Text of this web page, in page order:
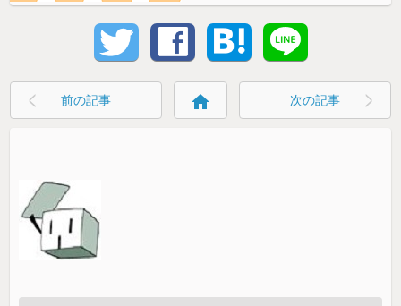
前の記事 home 次の記事